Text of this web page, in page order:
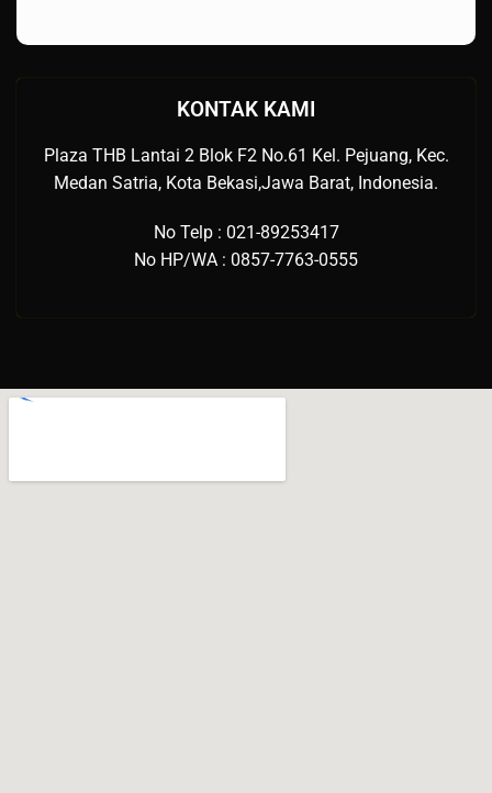
KONTAK KAMI
Plaza THB Lantai 2 Blok F2 No.61 Kel. Pejuang, Kec.
Medan Satria, Kota Bekasi,Jawa Barat, Indonesia.
No Telp : 021-89253417
No HP/WA : 0857-7763-0555